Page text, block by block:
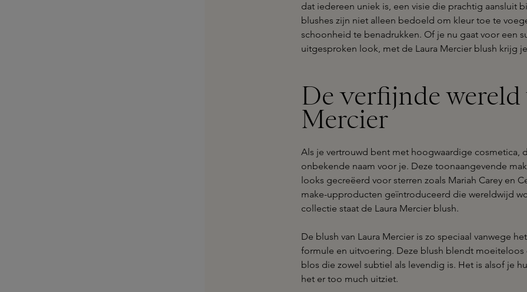
dat iedereen uniek is, een visie die prachtig aansluit
blushes zijn niet alleen bedoeld om kleur toe te
schoonheid te benadrukken. Of je nu gaat voor een
uitgesproken look, met de Laura Mercier blush krijg
De verfijnde wereld
Mercier
Als je vertrouwd bent met hoogwaardige cosmetica,
onbekende naam voor je. Deze toonaangevende
looks gecreëerd voor sterren zoals Mariah Carey en
make-upproducten geïntroduceerd die wereldwijd
collectie staat de Laura Mercier blush.
De blush van Laura Mercier is zo speciaal vanwege
formule en uitvoering. Deze blush blendt moeiteloos
blos die zowel subtiel als levendig is. Het is alsof je
het er too much uitziet.